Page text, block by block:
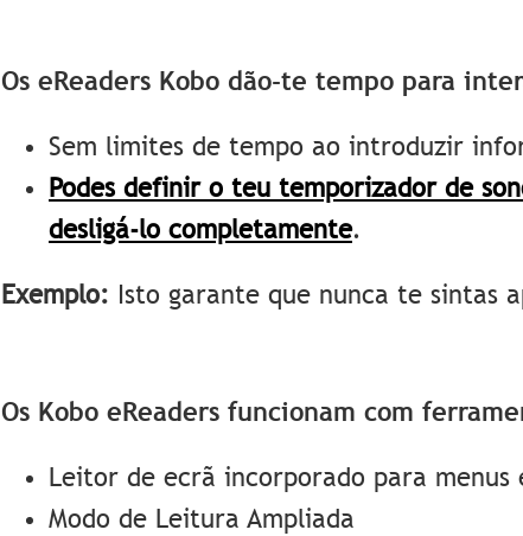
Os eReaders Kobo dão-te tempo para
Sem limites de tempo ao introduzir
Podes definir o teu temporizador de
desligá-lo completamente.
Exemplo: Isto garante que nunca te sintas
Os Kobo eReaders funcionam com
Leitor de ecrã incorporado para menus
Modo de Leitura Ampliada